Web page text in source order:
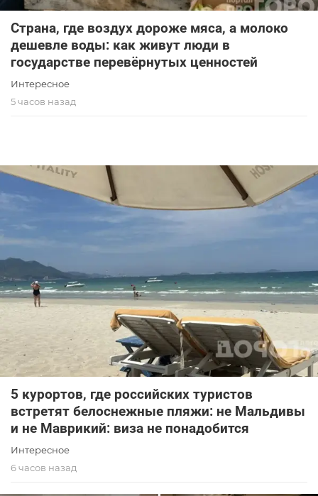
Страна, где воздух дороже мяса, а молоко
дешевле воды: как живут люди в
государстве перевёрнутых ценностей
Интересное
5 часов назад
5 курортов, где российских туристов
встретят белоснежные пляжи: не Мальдивы
и не Маврикий: виза не понадобится
Интересное
6 часов назад